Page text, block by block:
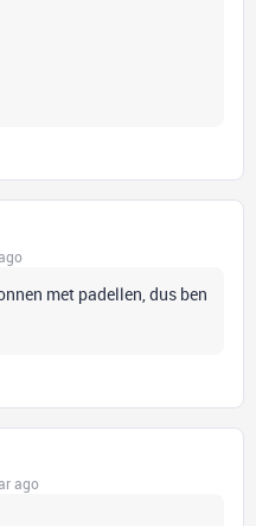
met padellen, dus ben
ago